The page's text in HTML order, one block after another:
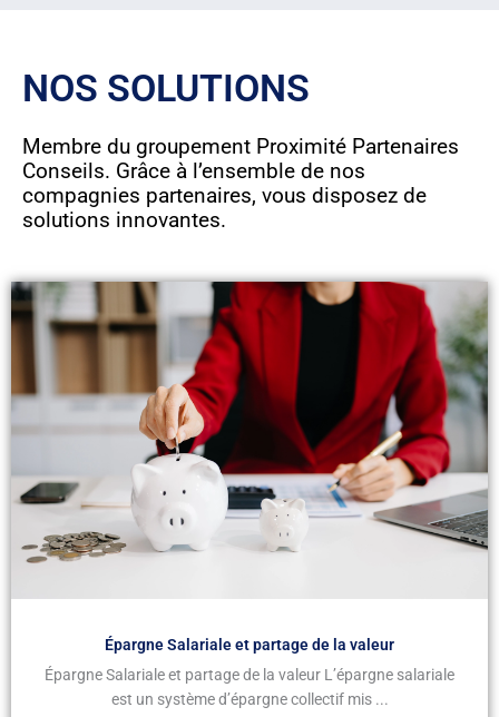
NOS SOLUTIONS
Membre du groupement Proximité Partenaires
Conseils. Grâce à l’ensemble de nos
compagnies partenaires, vous disposez de
solutions innovantes.
Épargne Salariale et partage de la valeur
Épargne Salariale et partage de la valeur L’épargne salariale
est un système d’épargne collectif mis ...